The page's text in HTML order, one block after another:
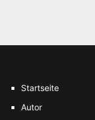
Startseite
Autor